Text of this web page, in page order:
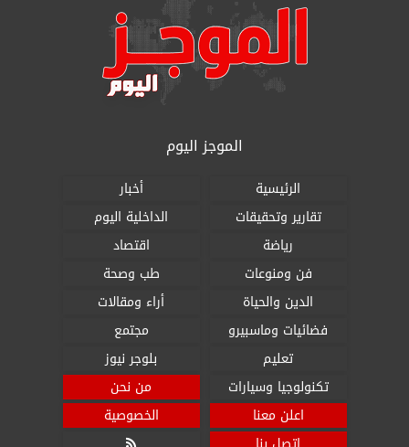
الموجز اليوم
الرئيسية
أخبار
تقارير وتحقيقات
الداخلية اليوم
رياضة
اقتصاد
فن ومنوعات
طب وصحة
الدين والحياة
أراء ومقالات
فضائيات وماسبيرو
مجتمع
تعليم
بلوجر نيوز
تكنولوجيا وسيارات
من نحن
اعلن معنا
الخصوصية